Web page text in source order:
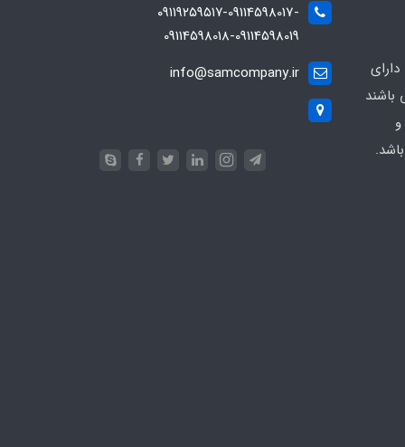
باشند
۰۹۱۱۹۲۵۹۵۱۷-09114598017-
09114598018-09114598019
info@samcompany.ir